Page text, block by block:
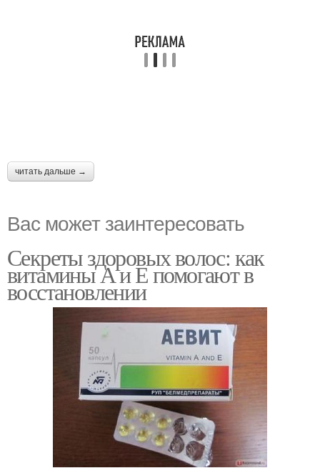
читать дальше →
Вас может заинтересовать
Секреты здоровых волос: как
витамины А и Е помогают в
восстановлении